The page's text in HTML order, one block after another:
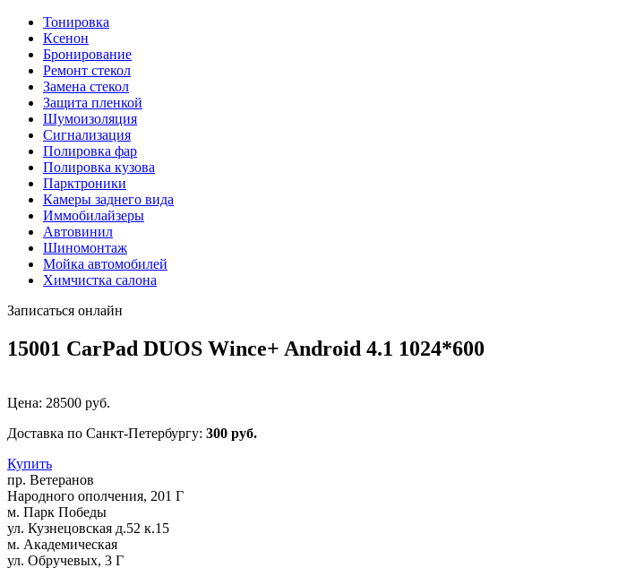
Тонировка
Ксенон
Бронирование
Ремонт стекол
Замена стекол
Защита пленкой
Шумоизоляция
Сигнализация
Полировка фар
Полировка кузова
Парктроники
Камеры заднего вида
Иммобилайзеры
Автовинил
Шиномонтаж
Мойка автомобилей
Химчистка салона
Записаться онлайн
15001 CarPad DUOS Wince+ Android 4.1 1024*600
Цена: 28500 руб.
Доставка по Санкт-Петербургу: 300 руб.
Купить
пр. Ветеранов
Народного ополчения, 201 Г
м. Парк Победы
ул. Кузнецовская д.52 к.15
м. Академическая
ул. Обручевых, 3 Г